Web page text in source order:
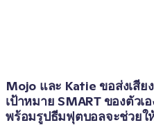
Mojo และ Katie ขอส่งเสีย
เป้าหมาย SMART ของตัว
พร้อมรูปธีมฟุตบอลจะช่วยใ